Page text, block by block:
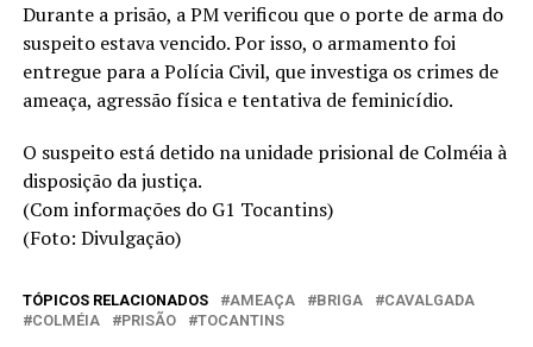
Durante a prisão, a PM verificou que o porte de arma do
suspeito estava vencido. Por isso, o armamento foi
entregue para a Polícia Civil, que investiga os crimes de
ameaça, agressão física e tentativa de feminicídio.
O suspeito está detido na unidade prisional de Colméia à
disposição da justiça.
(Com informações do G1 Tocantins)
(Foto: Divulgação)
TÓPICOS RELACIONADOS AMEAÇA BRIGA
CAVALGADA
COLMÉIA
PRISÃO TOCANTINS